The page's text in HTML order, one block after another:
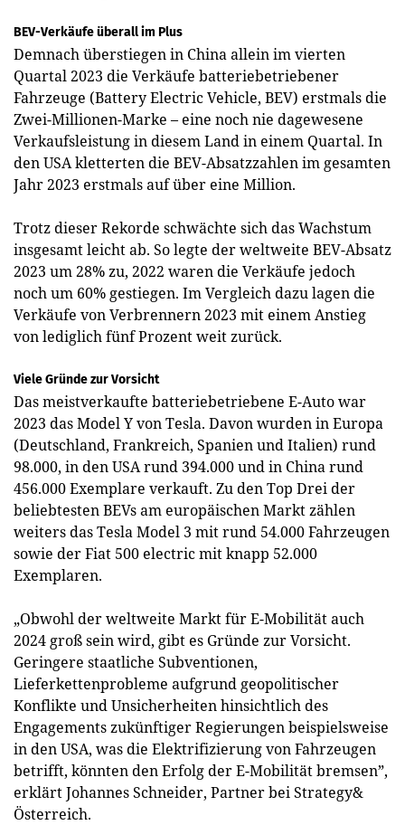
BEV-Verkäufe überall im Plus
Demnach überstiegen in China allein im vierten
Quartal 2023 die Verkäufe batteriebetriebener
Fahrzeuge (Battery Electric Vehicle, BEV) erstmals die
Zwei-Millionen-Marke – eine noch nie dagewesene
Verkaufsleistung in diesem Land in einem Quartal. In
den USA kletterten die BEV-Absatzzahlen im gesamten
Jahr 2023 erstmals auf über eine Million.
Trotz dieser Rekorde schwächte sich das Wachstum
insgesamt leicht ab. So legte der weltweite BEV-Absatz
2023 um 28% zu, 2022 waren die Verkäufe jedoch
noch um 60% gestiegen. Im Vergleich dazu lagen die
Verkäufe von Verbrennern 2023 mit einem Anstieg
von lediglich fünf Prozent weit zurück.
Viele Gründe zur Vorsicht
Das meistverkaufte batteriebetriebene E-Auto war
2023 das Model Y von Tesla. Davon wurden in Europa
(Deutschland, Frankreich, Spanien und Italien) rund
98.000, in den USA rund 394.000 und in China rund
456.000 Exemplare verkauft. Zu den Top Drei der
beliebtesten BEVs am europäischen Markt zählen
weiters das Tesla Model 3 mit rund 54.000 Fahrzeugen
sowie der Fiat 500 electric mit knapp 52.000
Exemplaren.
„Obwohl der weltweite Markt für E-Mobilität auch
2024 groß sein wird, gibt es Gründe zur Vorsicht.
Geringere staatliche Subventionen,
Lieferkettenprobleme aufgrund geopolitischer
Konflikte und Unsicherheiten hinsichtlich des
Engagements zukünftiger Regierungen beispielsweise
in den USA, was die Elektrifizierung von Fahrzeugen
betrifft, könnten den Erfolg der E-Mobilität bremsen”,
erklärt Johannes Schneider, Partner bei Strategy&
Österreich.